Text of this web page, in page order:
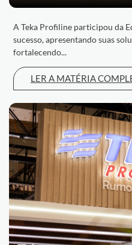
A Teka Profiline participou da
sucesso, apresentando suas
fortalecendo...
LER A MATÉRIA